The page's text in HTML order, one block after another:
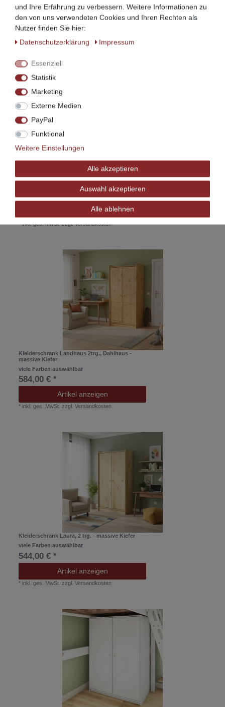
Ähnliche Artikel
Bücherregal Stockholm, Dahlhaus - Kiefer
viele Farben und Größen
154,00 € *
Artikel anzeigen
*inkl. ges. MwSt.zzgl.Versandkosten
Kleiderschrank Landhaus 2trg., Dahlhaus -
massive Kiefer
viele Farben auswählbar
584,00 € *
Artikel anzeigen
* inkl. ges. MwSt. zzgl.Versandkosten
Kleiderschrank Laura, 2 trg. - massive Kiefer
viele Farben auswählbar
544,00 € *
Artikel anzeigen
* inkl. ges. MwSt. zzgl.Versandkosten
und Ihre Erfahrung zu verbessern. Weitere Informationen zu
den von uns verwendeten Cookies und Ihren Rechten als
Nutzer finden Sie hier:
Daten­schutz­erklärung
Impressum
Essenziell
Statistik
Marketing
Externe Medien
PayPal
Funktional
Weitere Einstellungen
Alle akzeptieren
Auswahl akzeptieren
Alle ablehnen